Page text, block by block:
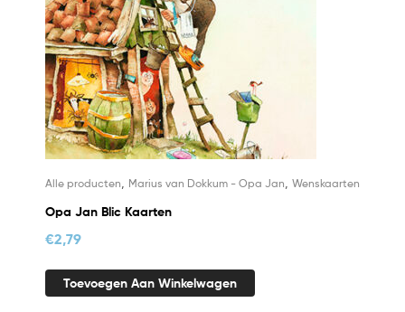
Alle producten Marius van Dokkum - Opa Jan Wenskaarten
Opa Jan Blic Kaarten
€2,79
Toevoegen Aan Winkelwagen